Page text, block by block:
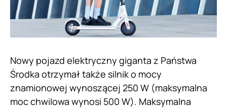
Nowy pojazd elektryczny giganta z Państwa
Środka otrzymał także silnik o mocy
znamionowej wynoszącej 250 W (maksymalna
moc chwilowa wynosi 500 W). Maksymalna